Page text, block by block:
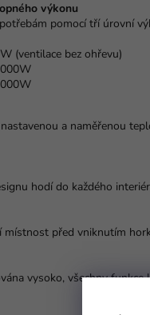
výkonu
pomocí tří úrovní
(ventilace bez ohřevu)
a naměřenou
hodí do každého
před vniknutím
vysoko, všechny